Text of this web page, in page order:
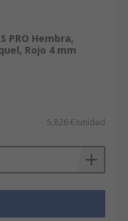
PRO Hembra,
Rojo 4 mm
5,826 €/unidad